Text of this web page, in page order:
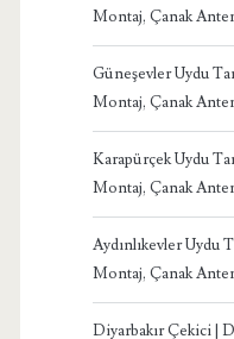
Montaj, Çanak
Güneşevler Uydu
Montaj, Çanak
Karapürçek Uydu
Montaj, Çanak
Aydınlıkevler
Montaj, Çanak
Diyarbakır Çekici |